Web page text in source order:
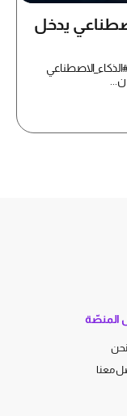
يدخل
ن...
المنصّة
معنا